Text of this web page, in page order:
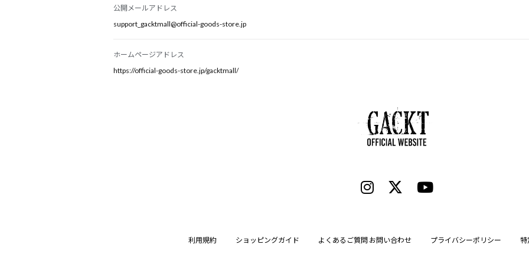
公開メールアドレス
support_gacktmall@official-goods-store.jp
ホームページアドレス
https://official-goods-store.jp/gacktmall/
利用規約 ショッピングガイド よくあるご質問 お問い合わせ プライバシーポリシー 特